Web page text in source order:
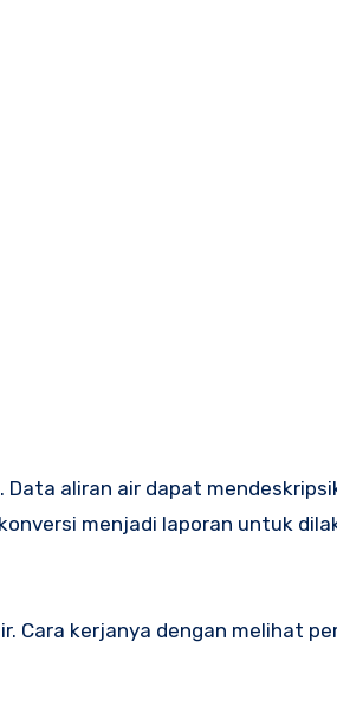
menjadi laporan untuk
Cara kerjanya dengan melihat